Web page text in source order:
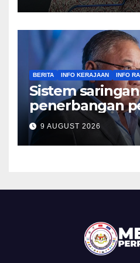
BERITA INFO KERAJAAN INFO
Sistem
penerbangan
semula,
penumpang –
9 AUGUST 2026